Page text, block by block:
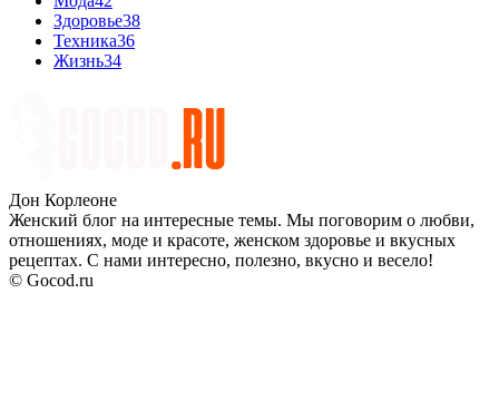
Здоровье38
Техника36
Жизнь34
Дон Корлеоне
Женский блог на интересные темы. Мы поговорим о любви,
отношениях, моде и красоте, женском здоровье и вкусных
рецептах. С нами интересно, полезно, вкусно и весело!
© Gocod.ru